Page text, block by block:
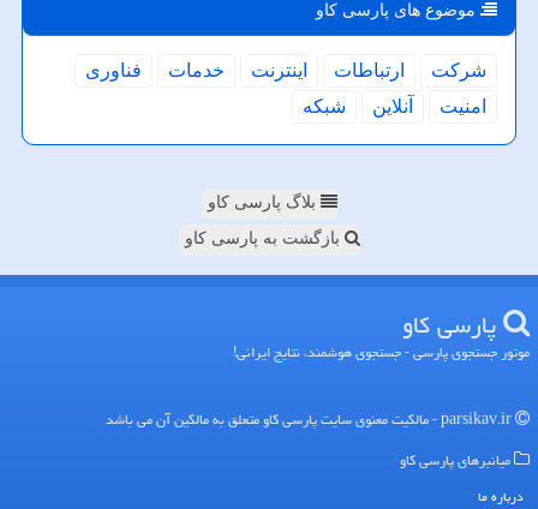
موضوع های پارسی كاو
شركت ارتباطات اینترنت خدمات
فناوری
امنیت
آنلاین شبكه
بلاگ پارسی کاو
بازگشت به پارسی کاو
پارسی كاو
موتور جستجوی پارسی - جستجوی هوشمند، نتایج ایرانی!
میانبرهای پارسی كاو
درباره ما